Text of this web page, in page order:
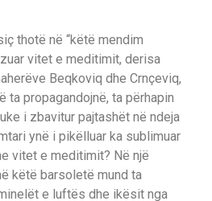
thotë në “këtë mendim
vitet e meditimit, derisa
Beqkoviq dhe Crnçeviq,
ta propagandojnë, ta përhapin
i zbavitur pajtashët në ndeja
ynë i pikëlluar ka sublimuar
vitet e meditimit? Në një
këtë barsoletë mund ta
e luftës dhe ikësit nga